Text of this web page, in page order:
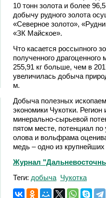
10 тонн золота и более
добычу рудного золота
«Северное золото»,
«ЗК Майское».
Что касается россыпного
полученного драгоценного
255,91 кг больше, чем в
увеличилась добыча
м.
Добыча полезных
экономики Чукотки.
минерально-сырьевой
пятом месте, потенциал
олова и вольфрама
медь – одно из
Журнал
Теги: добыча Чукотка